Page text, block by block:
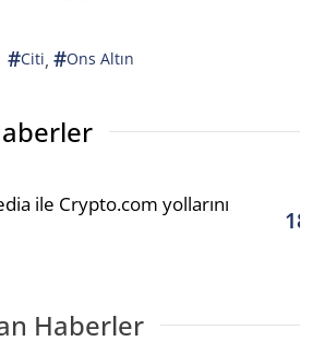
#Citi, #Ons Altın
ile Crypto.com yollarını
Haberler